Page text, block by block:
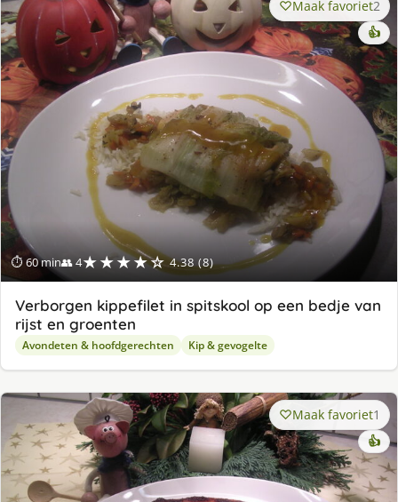
⏱ 60 min👥 4★★★★☆ 4.38 (8)
Maak favoriet2
👍
Verborgen kippefilet in spitskool op een bedje van
rijst en groenten
Avondeten & hoofdgerechten Kip & gevogelte
Maak favoriet1
👍